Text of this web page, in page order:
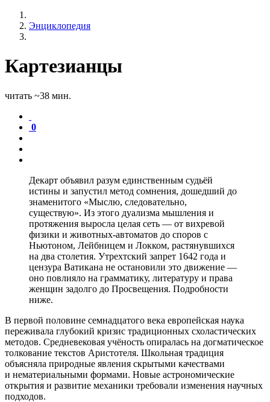
Энциклопедия
Картезианцы
читать ~38 мин.
0
Декарт объявил разум единственным судьёй
истины и запустил метод сомнения, дошедший до
знаменитого «Мыслю, следовательно,
существую». Из этого дуализма мышления и
протяжения выросла целая сеть — от вихревой
физики и животных-автоматов до споров с
Ньютоном, Лейбницем и Локком, растянувшихся
на два столетия. Утрехтский запрет 1642 года и
цензура Ватикана не остановили это движение —
оно повлияло на грамматику, литературу и права
женщин задолго до Просвещения. Подробности
ниже.
В первой половине семнадцатого века европейская наука
переживала глубокий кризис традиционных схоластических
методов. Средневековая учёность опиралась на догматическое
толкование текстов Аристотеля. Школьная традиция
объясняла природные явления скрытыми качествами
и нематериальными формами. Новые астрономические
открытия и развитие механики требовали изменения научных
подходов.